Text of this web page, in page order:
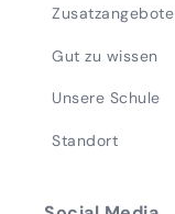
Zusatzangebote
Gut zu wissen
Unsere Schule
Standort